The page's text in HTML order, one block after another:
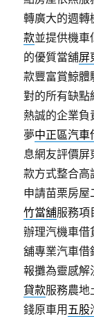
轉廣大的週轉
款並提供機車
的優質當舖屏
款豐富賞鯨體
對的所有缺點
熱誠的企業負
夢中正區汽車
息網友評價屏
款方式整合高
申請苗栗房
竹當舖服務項
辦理汽機車借
舖專業汽車借
報攤為靈感解
貸款服務農地
錢原車用 五股